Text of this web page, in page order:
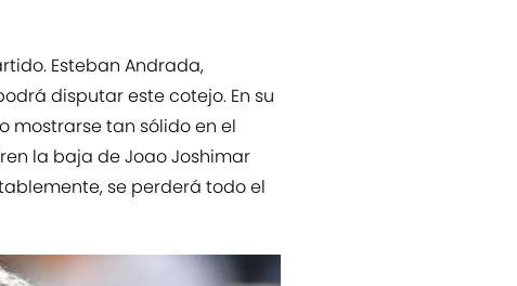
Esteban Andrada,
disputar este cotejo. En su
mostrarse tan sólido en el
la baja de Joao Joshimar
se perderá todo el